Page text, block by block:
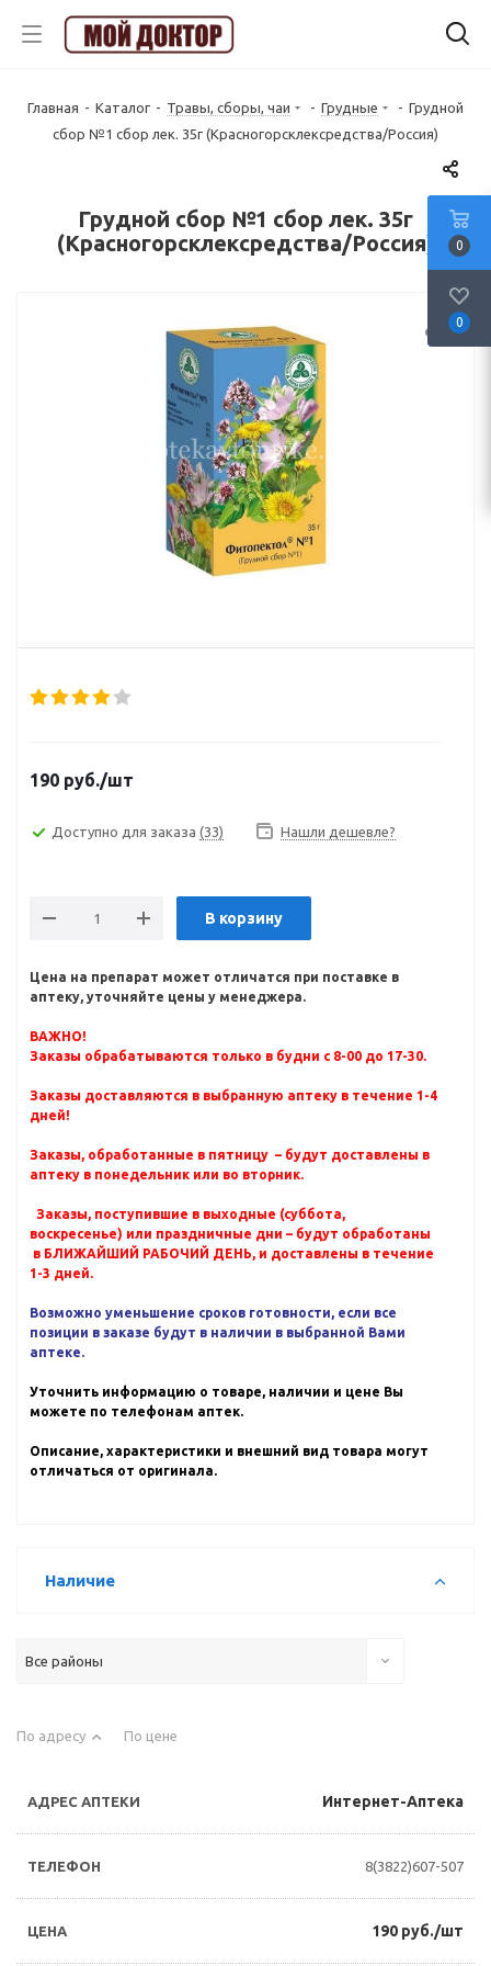
Главная - Каталог - Травы, сборы, чаи - Грудные - Грудной
сбор №1 сбор лек. 35г (Красногорсклексредства/Россия)
Грудной сбор №1 сбор лек. 35г
(Красногорсклексредства/Россия)
190 руб./шт
Доступно для заказа (33) Нашли дешевле?
В корзину
Цена на препарат может отличатся при поставке в
аптеку, уточняйте цены у менеджера.
ВАЖНО!
Заказы обрабатываются только в будни с 8-00 до 17-30.
Заказы доставляются в выбранную аптеку в течение 1-4
дней!
Заказы, обработанные в пятницу – будут доставлены в
аптеку в понедельник или во вторник.
Заказы, поступившие в выходные (суббота,
воскресенье) или праздничные дни – будут обработаны
в БЛИЖАЙШИЙ РАБОЧИЙ ДЕНЬ, и доставлены в течение
1-3 дней.
Возможно уменьшение сроков готовности, если все
позиции в заказе будут в наличии в выбранной Вами
аптеке.
Уточнить информацию о товаре, наличии и цене Вы
можете по телефонам аптек.
Описание, характеристики и внешний вид товара могут
отличаться от оригинала.
Наличие
Все районы
По адресу По цене
Интернет-Аптека
8(3822)607-507
190 руб./шт
0
0